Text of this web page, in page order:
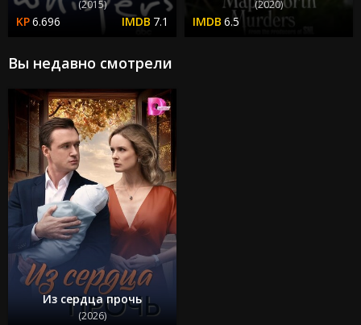
(2015)
6.696 7.1
(2020)
6.5
Вы недавно смотрели
Из сердца прочь
(2026)